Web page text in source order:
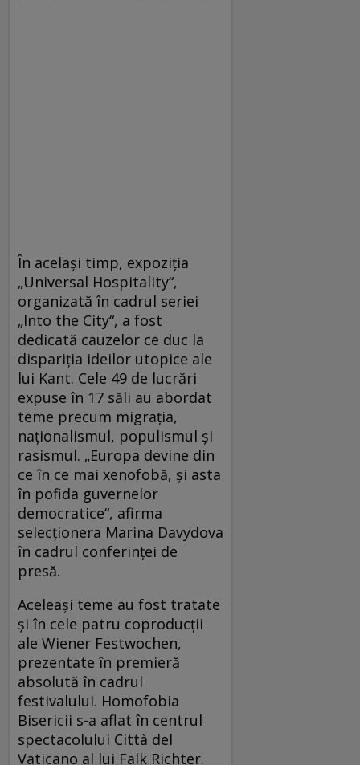
În același timp, expoziția
„Universal Hospitality“,
organizată în cadrul seriei
„Into the City“, a fost
dedicată cauzelor ce duc la
dispariția ideilor utopice ale
lui Kant. Cele 49 de lucrări
expuse în 17 săli au abordat
teme precum migrația,
naționalismul, populismul și
rasismul. „Europa devine din
ce în ce mai xenofobă, și asta
în pofida guvernelor
democratice“, afirma
selecționera Marina Davydova
în cadrul conferinței de
presă.
Aceleași teme au fost tratate
și în cele patru coproducții
ale Wiener Festwochen,
prezentate în premieră
absolută în cadrul
festivalului. Homofobia
Bisericii s-a aflat în centrul
spectacolului Città del
Vaticano al lui Falk Richter.